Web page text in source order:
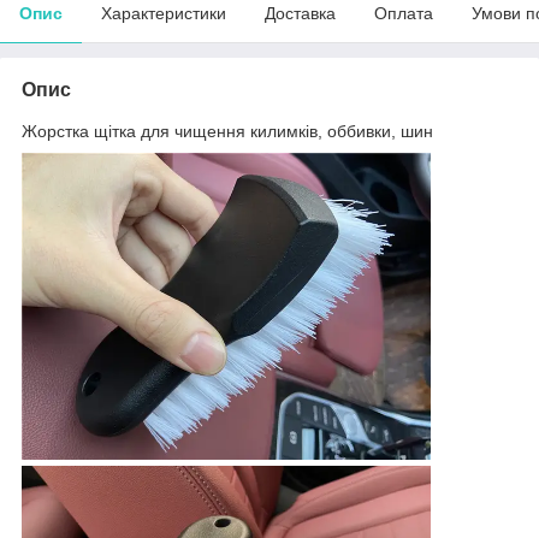
Опис Характеристики Доставка Оплата Умови
Опис
Жорстка щітка для чищення килимків, оббивки, шин